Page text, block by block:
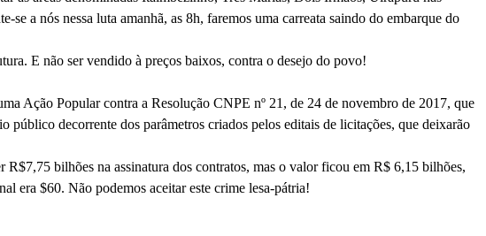
se a nós nessa luta amanhã, as 8h, faremos uma carreata saindo do embarque do
E não ser vendido à preços baixos, contra o desejo do povo!
Ação Popular contra a Resolução CNPE nº 21, de 24 de novembro de 2017, que
decorrente dos parâmetros criados pelos editais de licitações, que deixarão
bilhões na assinatura dos contratos, mas o valor ficou em R$ 6,15 bilhões,
era $60. Não podemos aceitar este crime lesa-pátria!